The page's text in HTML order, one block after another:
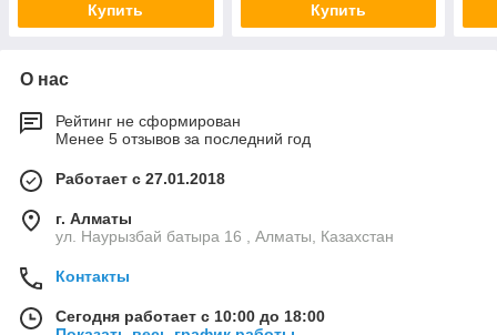
Купить Купить
О нас
Рейтинг не сформирован
Менее 5 отзывов за последний год
Работает с 27.01.2018
г. Алматы
ул. Наурызбай батыра 16 , Алматы, Казахстан
Контакты
Сегодня работает с 10:00 до 18:00